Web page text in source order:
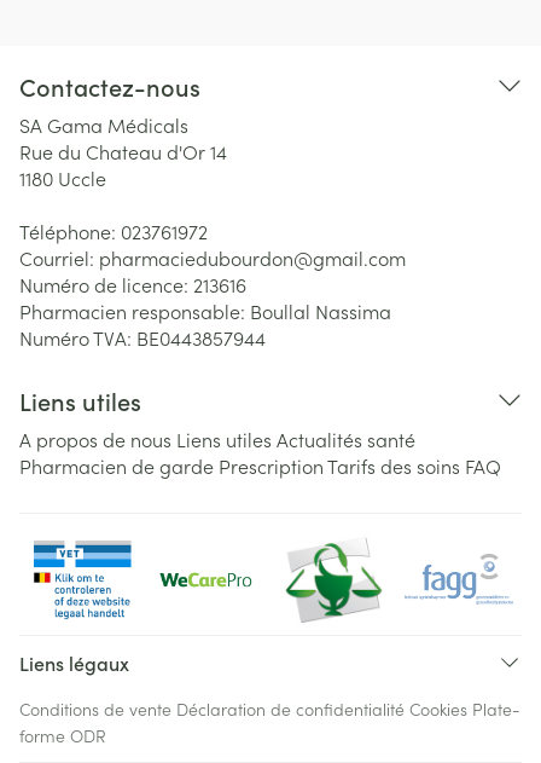
Contactez-nous
SA Gama Médicals
Rue du Chateau d'Or 14
1180 Uccle
Téléphone: 023761972
Courriel: pharmaciedubourdon@gmail.com
Numéro de licence: 213616
Pharmacien responsable: Boullal Nassima
Numéro TVA: BE0443857944
Liens utiles
A propos de nous Liens utiles Actualités santé
Pharmacien de garde PrescriptionTarifs des soins FAQ
Liens légaux
Conditions de vente Déclaration de confidentialité Cookies Plate-
forme ODR